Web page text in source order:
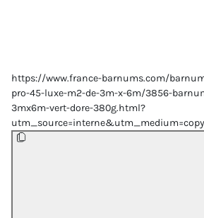
https://www.france-barnums.com/
pro-45-luxe-m2-de-3m-x-6m/3856-
3mx6m-vert-dore-380g.html?